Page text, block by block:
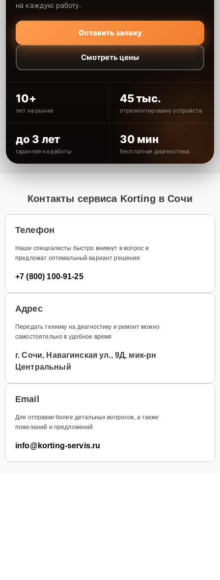
на каждую работу.
Оставить заявку
Смотреть цены
10+
лет на рынке
45 тыс.
отремонтировано устройств
до 3 лет
гарантия на работы
30 мин
бесплатная диагностика
Контакты сервиса Korting в Сочи
Телефон
Наши специалисты быстро вникнут в вопрос и
предложат оптимальный вариант решения
+7 (800) 100-91-25
Адрес
Передать технику на диагностику и ремонт можно
самостоятельно в удобное время
г. Сочи, Навагинская ул., 9Д, мик-рн
Центральный
Email
Для отправки более детальных вопросов, а также
пожеланий и предложений
info@korting-servis.ru